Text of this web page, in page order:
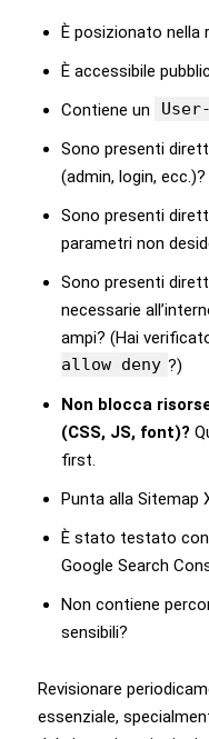
È posizionato nella
È accessibile
Contiene un
Sono presenti
(admin, login, ecc.)?
Sono presenti
parametri non
Sono presenti
necessarie
ampi? (Hai
allow deny ?)
Non blocca
(CSS, JS, font)?
first.
Punta alla Sitemap
È stato testato
Google Search
Non contiene
sensibili?
Revisionare
essenziale,